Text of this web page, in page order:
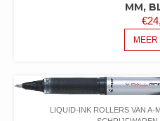
MM,
€
MEER
LIQUID-INK ROLLERS VAN A-